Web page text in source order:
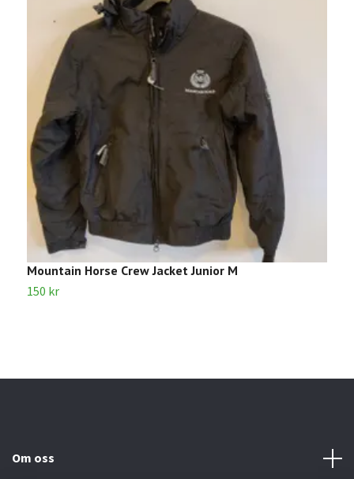
Mountain Horse Crew Jacket Junior M
150 kr
Om oss